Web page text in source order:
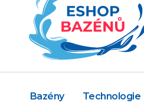
Bazény Technologie